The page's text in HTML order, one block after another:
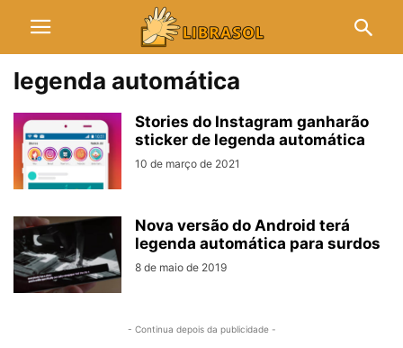
legenda automática
Stories do Instagram ganharão
sticker de legenda automática
10 de março de 2021
Nova versão do Android terá
legenda automática para surdos
8 de maio de 2019
- Continua depois da publicidade -